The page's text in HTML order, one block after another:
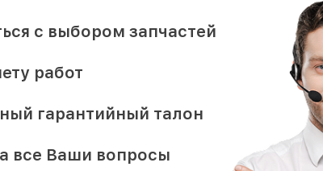
с выбором запчастей
работ
гарантийный талон
все Ваши вопросы